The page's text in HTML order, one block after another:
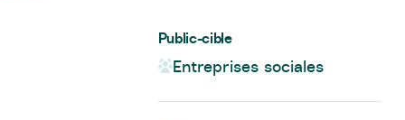
Public-cible
Entreprises sociales